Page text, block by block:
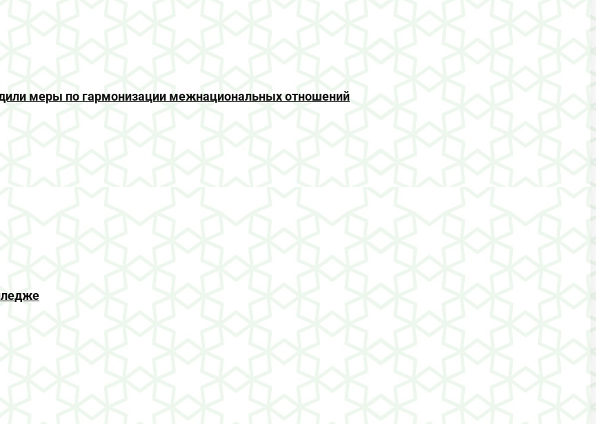
меры по гармонизации межнациональных отношений